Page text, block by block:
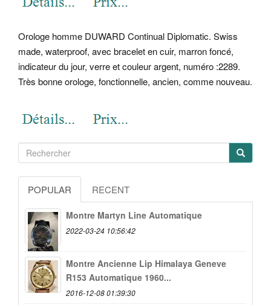
Orologe homme DUWARD Continual Diplomatic. Swiss
made, waterproof, avec bracelet en cuir, marron foncé,
indicateur du jour, verre et couleur argent, numéro :2289.
Très bonne orologe, fonctionnelle, ancien, comme nouveau.
POPULAR RECENT
Montre Martyn Line Automatique
2022-03-24 10:56:42
Montre Ancienne Lip Himalaya Geneve
R153 Automatique 1960...
2016-12-08 01:39:30